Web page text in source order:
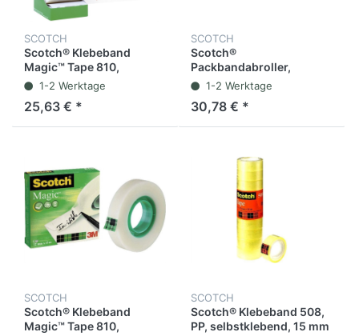
SCOTCH
Scotch® Klebeband
Magic™ Tape 810,
Zelluloseacetat,
selbstklebend,
permanent, 19 mm x 33
m, transparent (8 Rollen)
1-2 Werktage
25,63 € *
SCOTCH
Scotch®
Packbandabroller,
Handgerät, leer, für Rollen
bis 50 mm x 66 m, Kern-
Ø: 76 mm, schwarz/rot
1-2 Werktage
30,78 € *
SCOTCH
Scotch® Klebeband
Magic™ Tape 810,
SCOTCH
Scotch® Klebeband 508,
PP, selbstklebend, 15 mm